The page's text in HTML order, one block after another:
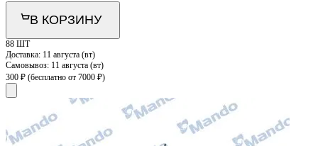
В КОРЗИНУ
88 ШТ
Доставка: 11 августа (вт)
Самовывоз: 11 августа (вт)
300 ₽ (бесплатно от 7000 ₽)